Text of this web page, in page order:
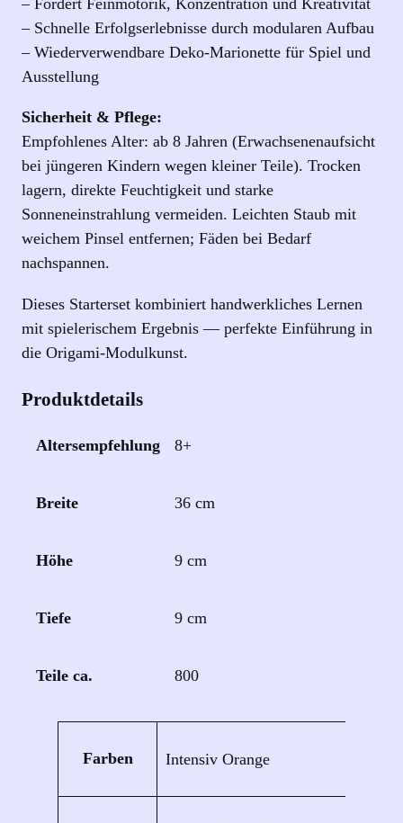
– Schnelle Erfolgserlebnisse durch modularen Aufbau
– Wiederverwendbare Deko‑Marionette für Spiel und
Ausstellung
Sicherheit & Pflege:
Empfohlenes Alter: ab 8 Jahren (Erwachsenenaufsicht
bei jüngeren Kindern wegen kleiner Teile). Trocken
lagern, direkte Feuchtigkeit und starke
Sonneneinstrahlung vermeiden. Leichten Staub mit
weichem Pinsel entfernen; Fäden bei Bedarf
nachspannen.
Dieses Starterset kombiniert handwerkliches Lernen
mit spielerischem Ergebnis — perfekte Einführung in
die Origami‑Modulkunst.
Produktdetails
Altersempfehlung 8+
Breite 36 cm
Höhe 9 cm
Tiefe 9 cm
Teile ca. 800
Farben
Intensiv Orange